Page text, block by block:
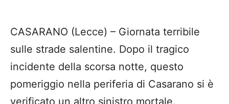
CASARANO (Lecce) – Giornata terribile
sulle strade salentine. Dopo il tragico
incidente della scorsa notte, questo
pomeriggio nella periferia di Casarano si è